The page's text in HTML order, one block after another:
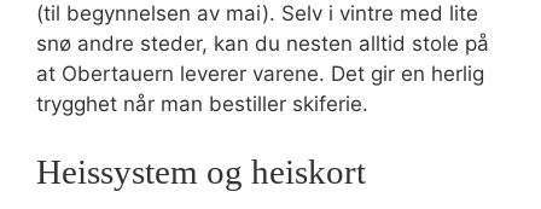
(til begynnelsen av mai). Selv i vintre med lite
snø andre steder, kan du nesten alltid stole på
at Obertauern leverer varene. Det gir en herlig
trygghet når man bestiller skiferie.
Heissystem og heiskort